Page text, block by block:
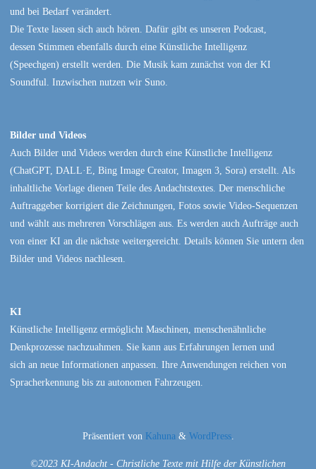
und bei Bedarf verändert.
Die Texte lassen sich auch hören. Dafür gibt es unseren Podcast,
dessen Stimmen ebenfalls durch eine Künstliche Intelligenz
(Speechgen) erstellt werden. Die Musik kam zunächst von der KI
Soundful. Inzwischen nutzen wir Suno.
Bilder und Videos
Auch Bilder und Videos werden durch eine Künstliche Intelligenz
(ChatGPT, DALL·E, Bing Image Creator, Imagen 3, Sora) erstellt. Als
inhaltliche Vorlage dienen Teile des Andachtstextes. Der menschliche
Auftraggeber korrigiert die Zeichnungen, Fotos sowie Video-Sequenzen
und wählt aus mehreren Vorschlägen aus. Es werden auch Aufträge auch
von einer KI an die nächste weitergereicht. Details können Sie untern den
Bilder und Videos nachlesen.
KI
Künstliche Intelligenz ermöglicht Maschinen, menschenähnliche
Denkprozesse nachzuahmen. Sie kann aus Erfahrungen lernen und
sich an neue Informationen anpassen. Ihre Anwendungen reichen von
Spracherkennung bis zu autonomen Fahrzeugen.
Präsentiert von Kahuna & WordPress.
©2023 KI-Andacht - Christliche Texte mit Hilfe der Künstlichen